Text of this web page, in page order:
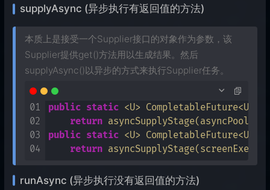
supplyAsync (异步执行有返回值的方法)
本质上是接受一个Supplier接口的对象作为参数，该
Supplier提供get()方法用以生成结果。然后
supplyAsync()以异步的方式来执行Supplier任务。
01
02
03
04
public static <U> CompletableFuture<U>
return
public static <U> CompletableFuture<U>
return
runAsync (异步执行没有返回值的方法)